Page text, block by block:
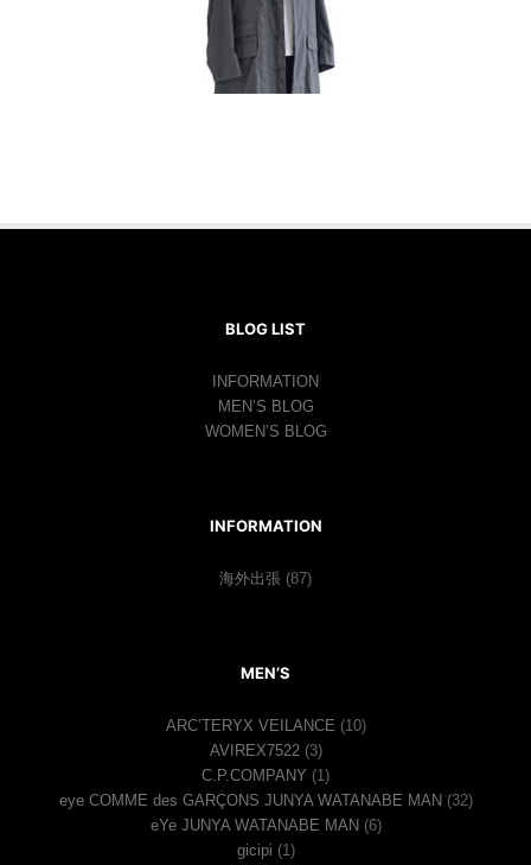
BLOG LIST
INFORMATION
MEN’S BLOG
WOMEN’S BLOG
INFORMATION
海外出張 (87)
MEN’S
ARC’TERYX VEILANCE (10)
AVIREX7522(3)
C.P.COMPANY (1)
eye COMME des GARÇONS JUNYA WATANABE MAN (32)
eYe JUNYA WATANABE MAN (6)
gicipi (1)